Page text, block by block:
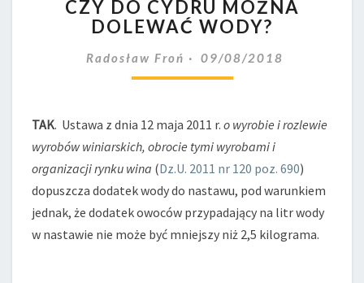
DO
CYDRU
DOLEWAĆ
WODY?
CZY DO CYDRU MOŻNA
DOLEWAĆ WODY?
Radosław Froń 09/08/2018
TAK. Ustawa z dnia 12 maja 2011 r. o wyrobie i rozlewie
wyrobów winiarskich, obrocie tymi wyrobami i
organizacji rynku wina (Dz.U. 2011 nr 120 poz. 690)
dopuszcza dodatek wody do nastawu, pod warunkiem
jednak, że dodatek owoców przypadający na litr wody
w nastawie nie może być mniejszy niż 2,5 kilograma.